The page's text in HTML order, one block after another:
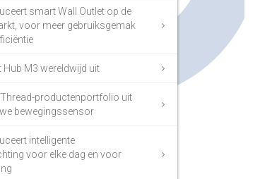
smart Wall Outlet op de
voor meer gebruiksgemak
Hub M3 wereldwijd uit
productenportfolio uit
bewegingssensor
intelligente
voor elke dag en voor